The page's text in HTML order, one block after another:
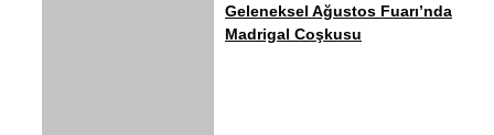
Geleneksel Ağustos Fuarı’nda
Madrigal Coşkusu